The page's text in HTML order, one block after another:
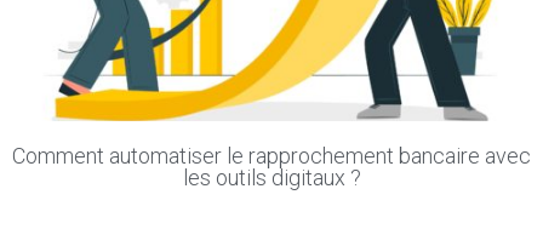
Comment automatiser le rapprochement bancaire avec
les outils digitaux ?